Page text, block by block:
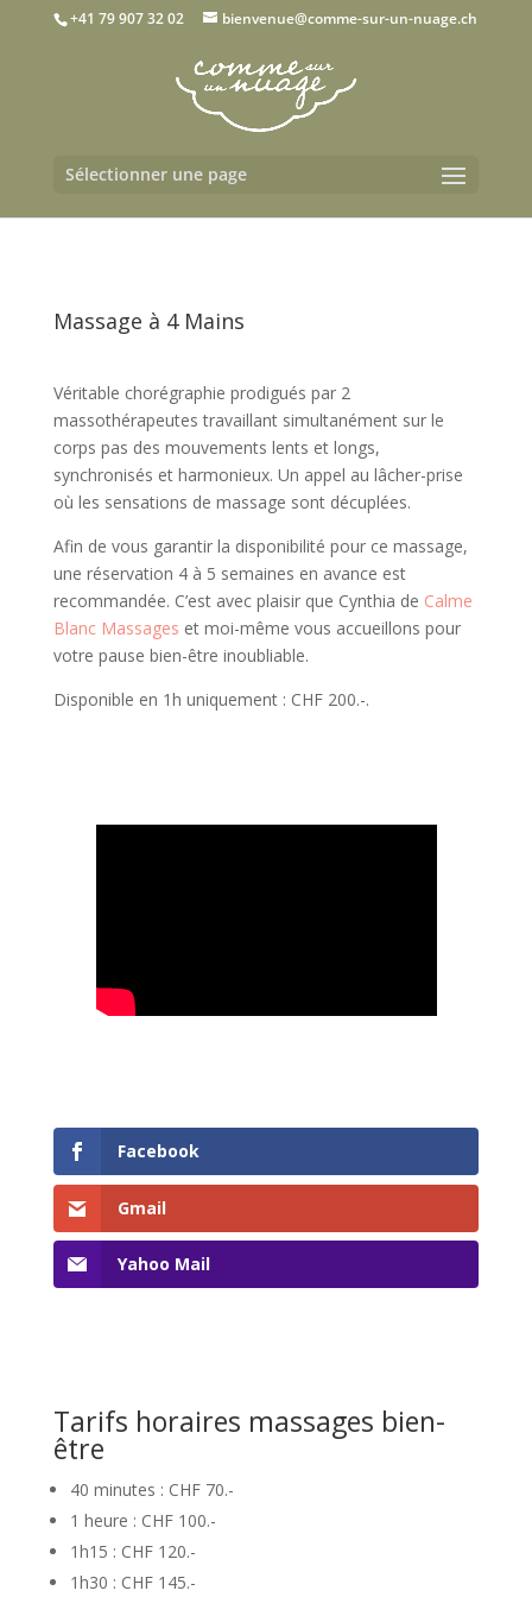
+41 79 907 32 02 bienvenue@comme-sur-un-nuage.ch
Sélectionner une page
Massage à 4 Mains
Véritable chorégraphie prodigués par 2
massothérapeutes travaillant simultanément sur le
corps pas des mouvements lents et longs,
synchronisés et harmonieux. Un appel au lâcher-prise
où les sensations de massage sont décuplées.
Afin de vous garantir la disponibilité pour ce massage,
une réservation 4 à 5 semaines en avance est
recommandée. C’est avec plaisir que Cynthia de Calme
Blanc Massages et moi-même vous accueillons pour
votre pause bien-être inoubliable.
Disponible en 1h uniquement : CHF 200.-.
Facebook
Gmail
Yahoo Mail
Tarifs horaires massages bien-
être
40 minutes : CHF 70.-
1 heure : CHF 100.-
1h15 : CHF 120.-
1h30 : CHF 145.-